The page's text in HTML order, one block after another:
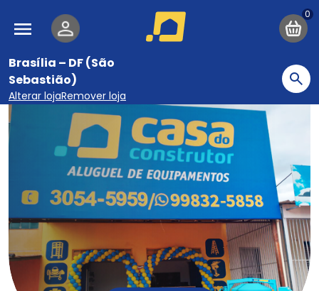
Pular para o conteúdo principal
Navegação principal
Brasília – DF (São
Sebastião)
Alterar lojaRemover loja